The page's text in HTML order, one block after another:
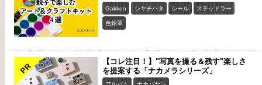
Gakken シヤチハタ シール ステッドラー
色鉛筆
PR
【コレ注目！】"写真を撮る＆残す"楽しさ
を提案する「ナカメラシリーズ」